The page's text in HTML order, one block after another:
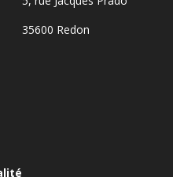
35600 Redon